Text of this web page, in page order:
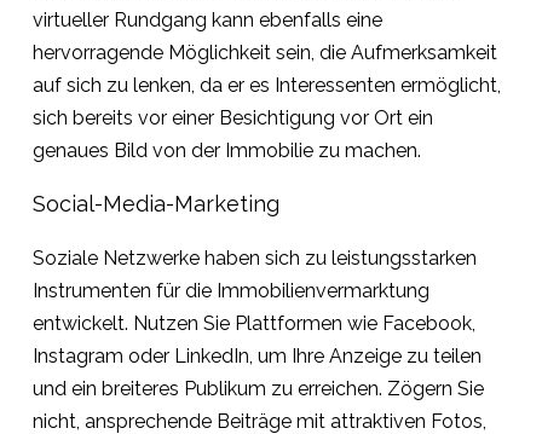
virtueller Rundgang kann ebenfalls eine
hervorragende Möglichkeit sein, die Aufmerksamkeit
auf sich zu lenken, da er es Interessenten ermöglicht,
sich bereits vor einer Besichtigung vor Ort ein
genaues Bild von der Immobilie zu machen.
Social-Media-Marketing
Soziale Netzwerke haben sich zu leistungsstarken
Instrumenten für die Immobilienvermarktung
entwickelt. Nutzen Sie Plattformen wie Facebook,
Instagram oder LinkedIn, um Ihre Anzeige zu teilen
und ein breiteres Publikum zu erreichen. Zögern Sie
nicht, ansprechende Beiträge mit attraktiven Fotos,